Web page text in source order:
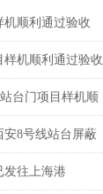
机顺利通过验收
样机顺利通过验收
台门项目样机顺
8号线站台屏蔽
发往上海港